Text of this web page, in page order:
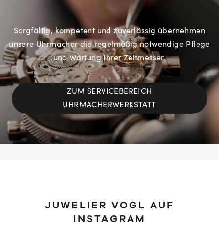
Sorgfältig, kompetent und zuverlässig übernehmen
unsere Uhrmacher die regelmäßig notwendige Pflege
und Wartung Ihrer Zeitmesser.
ZUM SERVICEBEREICH
UHRMACHERWERKSTATT
JUWELIER VOGL AUF
INSTAGRAM